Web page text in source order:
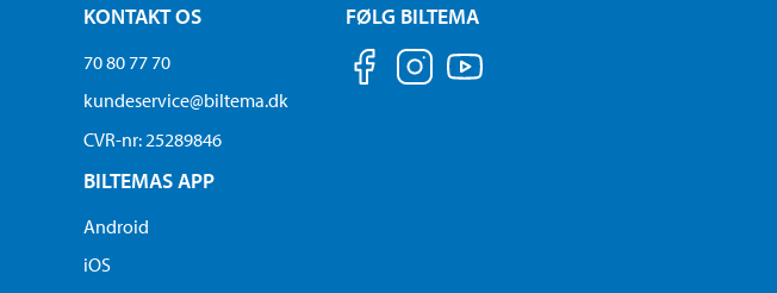
KONTAKT OS
70 80 77 70
kundeservice@biltema.dk
CVR-nr: 25289846
BILTEMAS APP
Android
iOS
FØLG BILTEMA